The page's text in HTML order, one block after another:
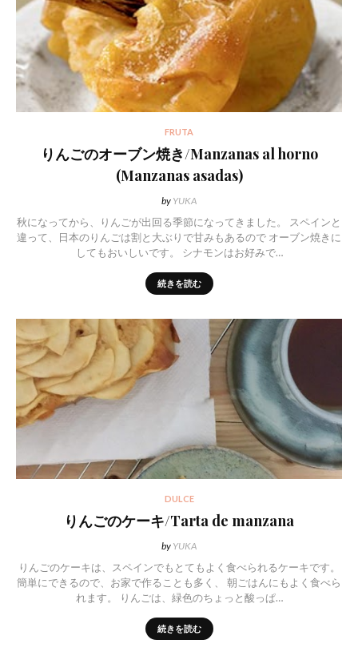
FRUTA
りんごのオーブン焼き/Manzanas al horno
(Manzanas asadas)
by YUKA
秋になってから、りんごが出回る季節になってきました。 スペインと
違って、日本のりんごは割と大ぶりで甘みもあるので オーブン焼きに
してもおいしいです。 シナモンはお好みで…
続きを読む
DULCE
りんごのケーキ/Tarta de manzana
by YUKA
りんごのケーキは、スペインでもとてもよく食べられるケーキです。
簡単にできるので、お家で作ることも多く、 朝ごはんにもよく食べら
れます。 りんごは、緑色のちょっと酸っぱ…
続きを読む